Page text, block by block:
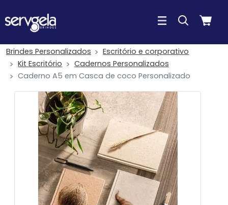
Brindes Personalizados
Escritório e corporativo
Kit Escritório
Cadernos Personalizados
Caderno A5 em Casca de coco Personalizado